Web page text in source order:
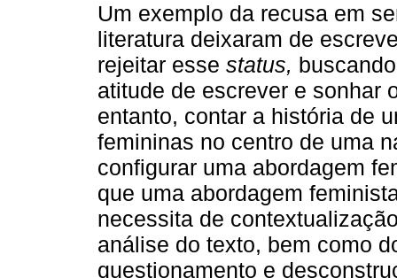
Um exemplo da recusa em
literatura deixaram de
rejeitar esse status,
atitude de escrever e sonhar
entanto, contar a história de
femininas no centro de uma
configurar uma abordagem
que uma abordagem
necessita de
análise do texto, bem como
questionamento e